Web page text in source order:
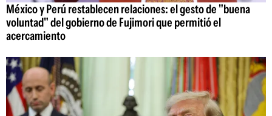
México y Perú restablecen relaciones: el gesto de "buena
voluntad" del gobierno de Fujimori que permitió el
acercamiento